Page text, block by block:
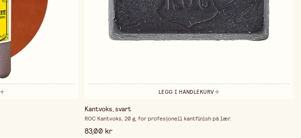
LEGG I HANDLEKURV
Kantvoks, svart
ROC Kantvoks, 20 g, for profesjonell kantfinish på lær.
83,00 kr